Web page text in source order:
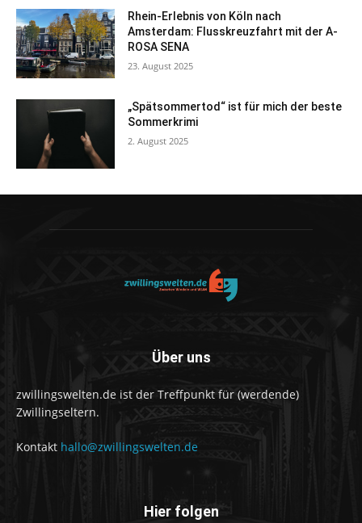
Rhein-Erlebnis von Köln nach
Amsterdam: Flusskreuzfahrt mit der A-
ROSA SENA
23. August 2025
„Spätsommertod“ ist für mich der beste
Sommerkrimi
2. August 2025
Über uns
zwillingswelten.de ist der Treffpunkt für (werdende)
Zwillingseltern.
Kontakt hallo@zwillingswelten.de
Hier folgen